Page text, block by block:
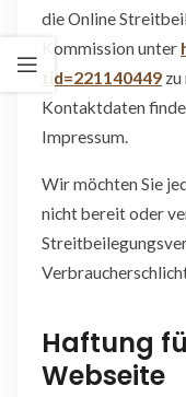
die Online
Kommission unter
tid=221140449
Kontaktdaten
Impressum.
Wir möchten Sie
nicht bereit oder
Haftung
Webseite